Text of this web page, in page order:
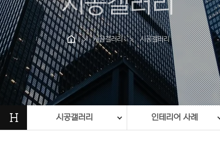
chevron_right 시공갤러리 chevron_right 시공갤러리
H 시공갤러리 인테리어 사례